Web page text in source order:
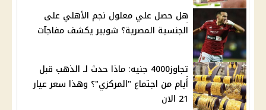
هل حصل علي معلول نجم الأهلي على
الجنسية المصرية؟ شوبير يكشف مفاجآت
تجاوز4000 جنيه: ماذا حدث لـ الذهب قبل
أيام من اجتماع "المركزي"؟ وهذا سعر عيار
21 الان